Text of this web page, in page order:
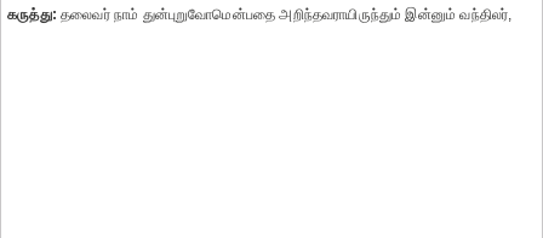
கருத்து: தலைவர் நாம் துன்புறுவோமென்பதை அறிந்தவராயிருந்தும் இன்னும் வந்திலர்,